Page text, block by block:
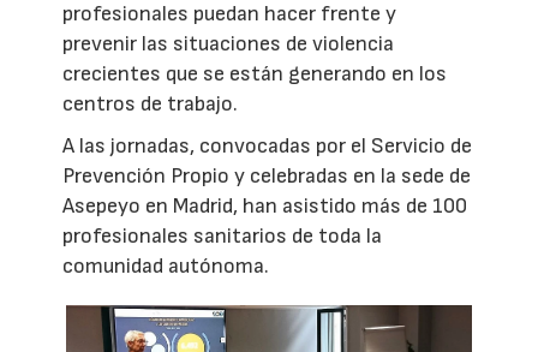
profesionales puedan hacer frente y
prevenir las situaciones de violencia
crecientes que se están generando en los
centros de trabajo.
A las jornadas, convocadas por el Servicio de
Prevención Propio y celebradas en la sede de
Asepeyo en Madrid, han asistido más de 100
profesionales sanitarios de toda la
comunidad autónoma.